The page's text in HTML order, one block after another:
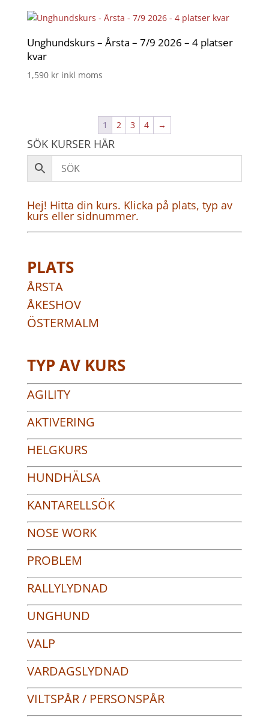
Unghundskurs – Årsta – 7/9 2026 – 4 platser
kvar
1,590 kr inkl moms
1 2 3 4 →
SÖK KURSER HÄR
Hej! Hitta din kurs. Klicka på plats, typ av
kurs eller sidnummer.
PLATS
ÅRSTA
ÅKESHOV
ÖSTERMALM
TYP AV KURS
AGILITY
AKTIVERING
HELGKURS
HUNDHÄLSA
KANTARELLSÖK
NOSE WORK
PROBLEM
RALLYLYDNAD
UNGHUND
VALP
VARDAGSLYDNAD
VILTSPÅR / PERSONSPÅR